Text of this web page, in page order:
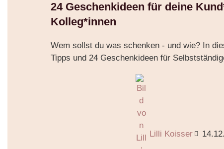
24 Geschenkideen für deine
Kolleg*innen
Wem sollst du was schenken - und wie? In
Tipps und 24 Geschenkideen für
Lilli Koisser